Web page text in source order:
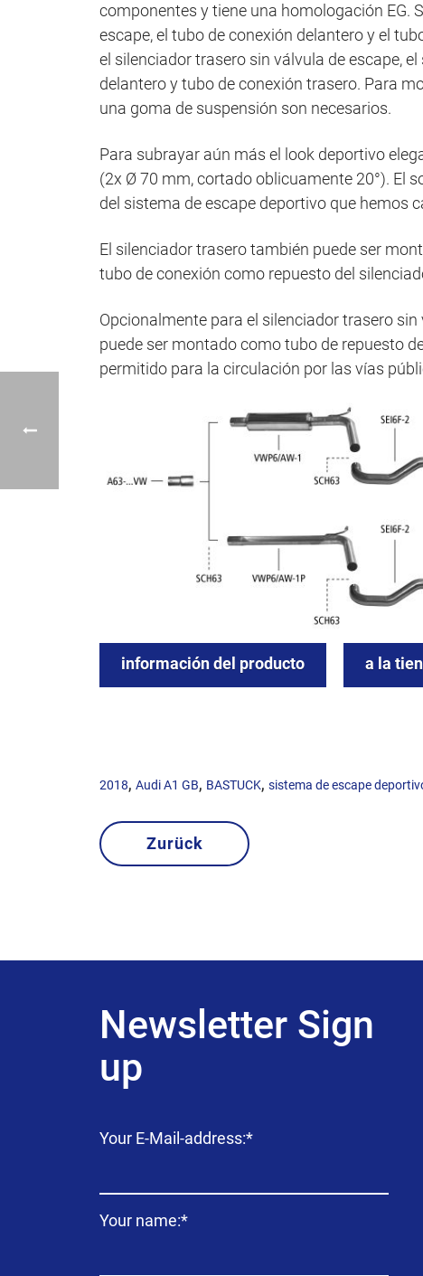
componentes y tiene una homologación EG.
escape, el tubo de conexión delantero y el
el silenciador trasero sin válvula de escape,
delantero y tubo de conexión trasero. Para
una goma de suspensión son necesarios.
Para subrayar aún más el look deportivo
(2x Ø 70 mm, cortado oblicuamente 20°). El
del sistema de escape deportivo que hemos
El silenciador trasero también puede ser
tubo de conexión como repuesto del
Opcionalmente para el silenciador trasero
puede ser montado como tubo de repuesto
permitido para la circulación por las vías
información del producto a la
2018, Audi A1 GB, BASTUCK, sistema de escape
Zurück
Newsletter Sign
up
Campo
Your E-Mail-address:*
Campo
Your name:*